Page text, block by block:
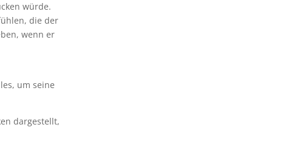
würde.
die der
wenn er
um seine
dargestellt,